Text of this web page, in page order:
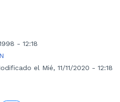
- 12:18
el Mié, 11/11/2020 - 12:18